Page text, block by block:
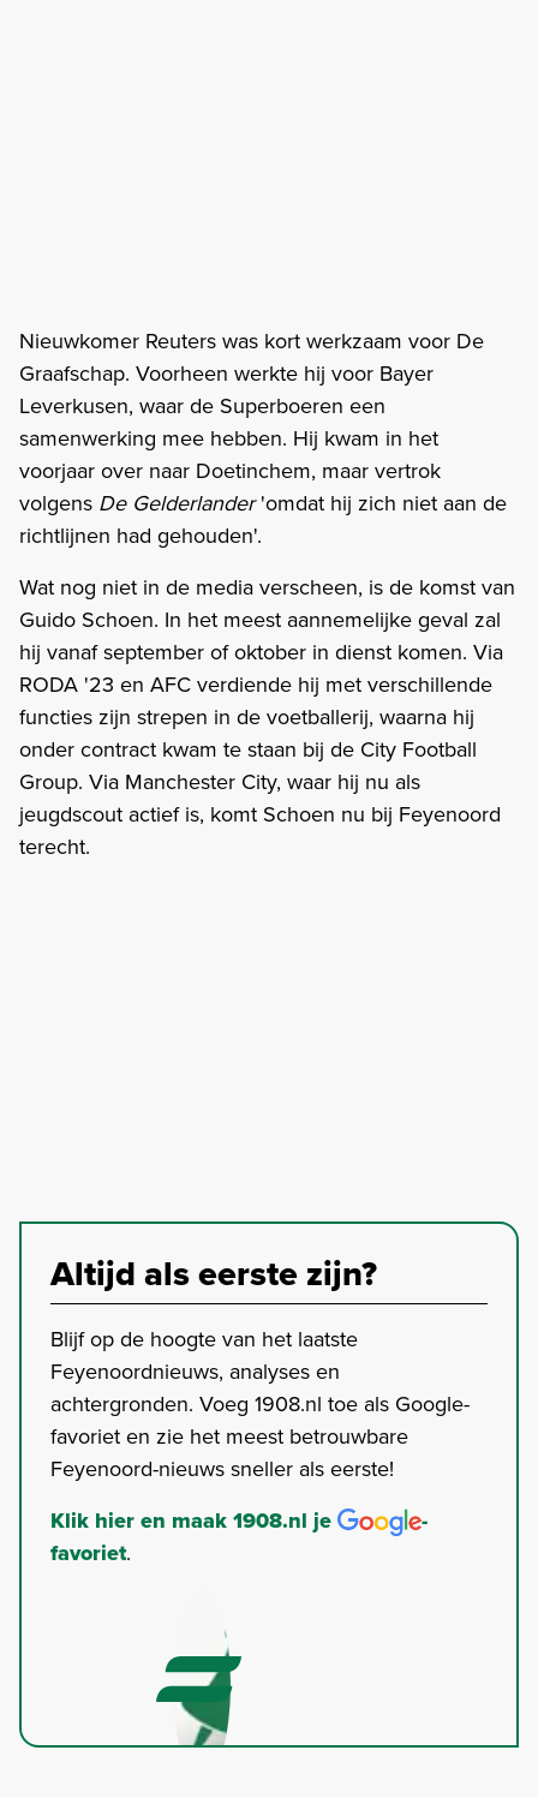
Nieuwkomer Reuters was kort werkzaam voor De
Graafschap. Voorheen werkte hij voor Bayer
Leverkusen, waar de Superboeren een
samenwerking mee hebben. Hij kwam in het
voorjaar over naar Doetinchem, maar vertrok
volgens De Gelderlander'omdat hij zich niet aan de
richtlijnen had gehouden'.
Wat nog niet in de media verscheen, is de komst van
Guido Schoen. In het meest aannemelijke geval zal
hij vanaf september of oktober in dienst komen. Via
RODA '23 en AFC verdiende hij met verschillende
functies zijn strepen in de voetballerij, waarna hij
onder contract kwam te staan bij de City Football
Group. Via Manchester City, waar hij nu als
jeugdscout actief is, komt Schoen nu bij Feyenoord
terecht.
Altijd als eerste zijn?
Blijf op de hoogte van het laatste
Feyenoordnieuws, analyses en
achtergronden. Voeg 1908.nl toe als Google-
favoriet en zie het meest betrouwbare
Feyenoord-nieuws sneller als eerste!
Klik hier en maak 1908.nl je
-
favoriet.